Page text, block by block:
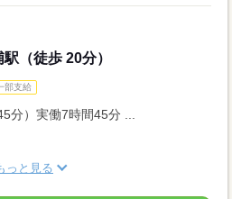
（徒歩 20分）
部支給
分）実働7時間45分 ...
っと見る